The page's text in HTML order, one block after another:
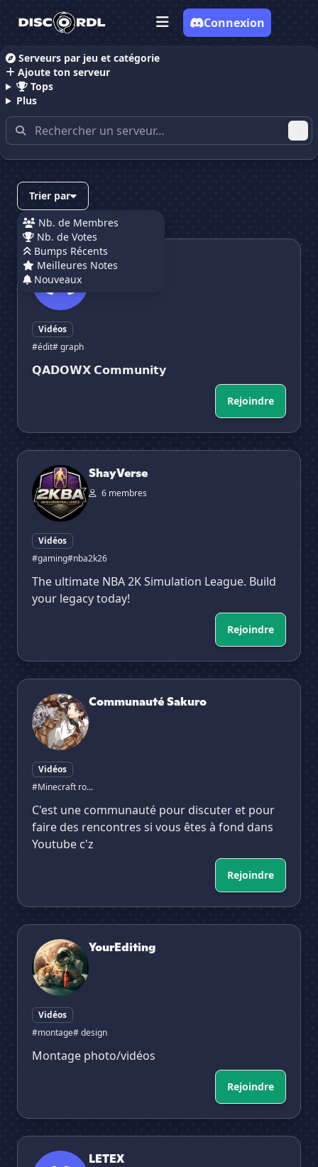
Serveurs par jeu et catégorie
Ajoute ton serveur
Tops
Plus
Connexion
Accueil
Serveurs Discord films et séries
Trier par
Nb. de Membres
Nb. de Votes
Bumps Récents
Meilleures Notes
Nouveaux
QADOWX
QADOWX
Vidéos
#édit# graph
𝗤𝗔𝗗𝗢𝗪𝗫 𝗖𝗼𝗺𝗺𝘂𝗻𝗶𝘁𝘆
Rejoindre
ShayVerse
ShayVerse
6 membres
Vidéos
#gaming#nba2k26
The ultimate NBA 2K Simulation League. Build
your legacy today!
Rejoindre
Communauté Sakuro
Communauté Sakuro
Vidéos
#Minecraft ro...
C'est une communauté pour discuter et pour
faire des rencontres si vous êtes à fond dans
Youtube c'z
Rejoindre
YourEditing
YourEditing
Vidéos
#montage# design
Montage photo/vidéos
Rejoindre
LETEX
LETEX